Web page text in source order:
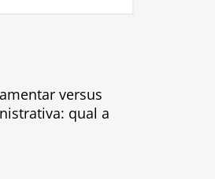
versus
qual a